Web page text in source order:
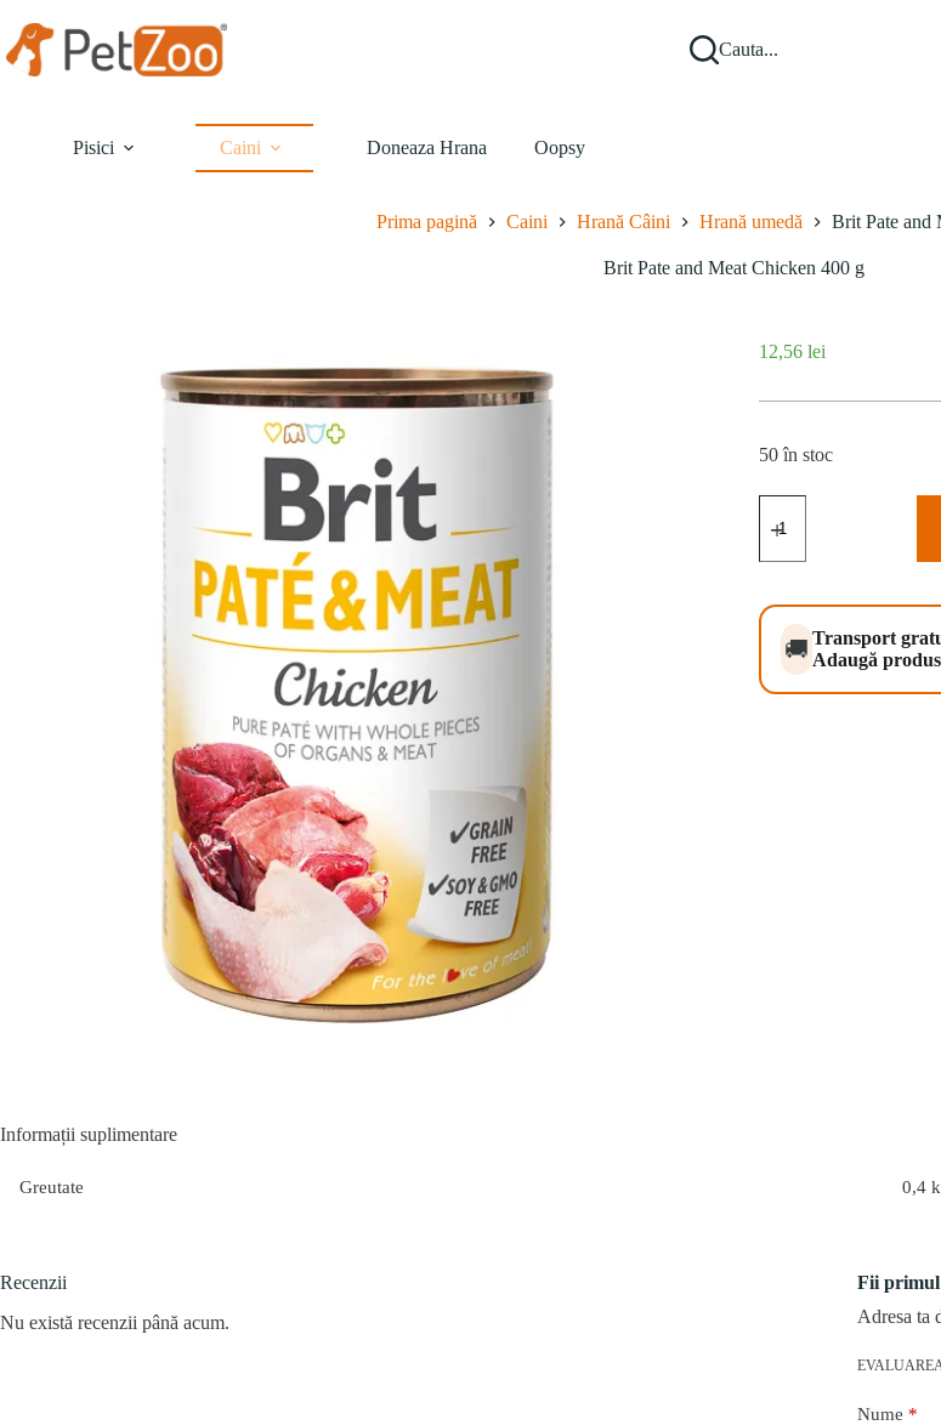
conținut
Cauta...
Pisici Caini Doneaza Hrana Oopsy
Prima pagină Caini Hrană Câini Hrană umedă Brit Pate and
Brit Pate and Meat Chicken 400 g
12,56 lei
50 în stoc
Brit
and
Chicken
400
🚚 Transport
Adaugă
Informații suplimentare
Greutate 0,4
Recenzii
Nu există recenzii până acum.
Fii primul
Adresa ta
Nume *